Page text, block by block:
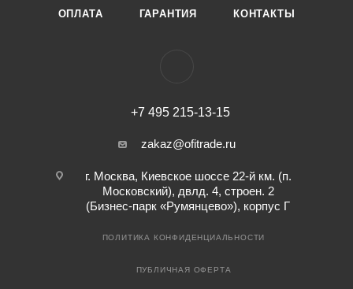
ОПЛАТА ГАРАНТИЯ КОНТАКТЫ
+7 495 215-13-15
zakaz@ofitrade.ru
г. Москва, Киевское шоссе 22-й км. (п.
Московский), двлд. 4, строен. 2
(Бизнес-парк «Румянцево»), корпус Г
ПОЛИТИКА КОНФИДЕНЦИАЛЬНОСТИ
ПУБЛИЧНАЯ ОФЕРТА